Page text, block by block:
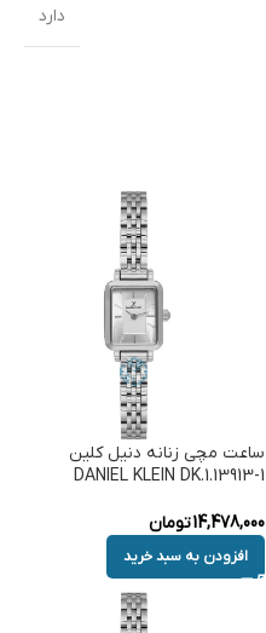
دارد
ساعت مچی زنانه دنیل کلین
DANIEL KLEIN DK.1.13913-1
14,478,000تومان
افزودن به سبد خرید